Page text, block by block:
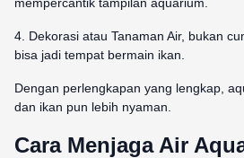
4. Dekorasi atau Tanaman Air, bukan
bisa jadi tempat bermain ikan.
Dengan perlengkapan yang lengkap,
dan ikan pun lebih nyaman.
Cara Menjaga Air